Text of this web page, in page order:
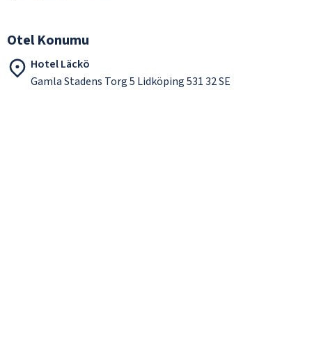
Otel Konumu
Hotel Läckö
Gamla Stadens Torg 5 Lidköping 531 32 SE